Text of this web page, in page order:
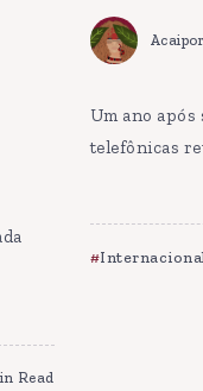
Read
Um ano após
telefônicas